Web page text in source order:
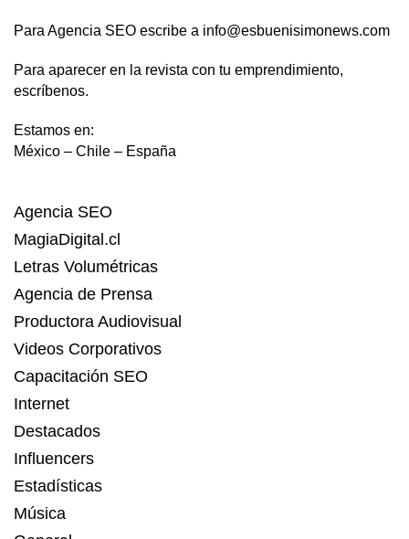
Para Agencia SEO escribe a info@esbuenisimonews.com
Para aparecer en la revista con tu emprendimiento,
escríbenos.
Estamos en:
México – Chile – España
Agencia SEO
MagiaDigital.cl
Letras Volumétricas
Agencia de Prensa
Productora Audiovisual
Videos Corporativos
Capacitación SEO
Internet
Destacados
Influencers
Estadísticas
Música